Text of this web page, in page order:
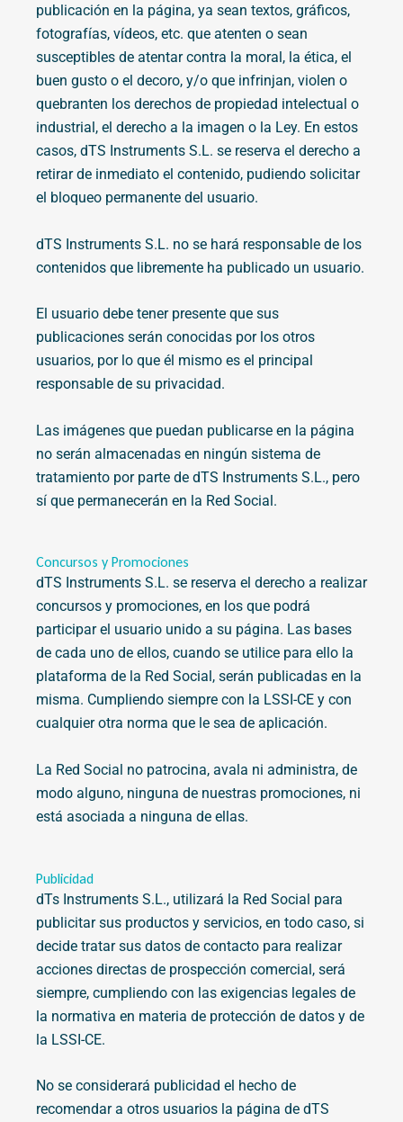
publicación en la página, ya sean textos, gráficos,
fotografías, vídeos, etc. que atenten o sean
susceptibles de atentar contra la moral, la ética, el
buen gusto o el decoro, y/o que infrinjan, violen o
quebranten los derechos de propiedad intelectual o
industrial, el derecho a la imagen o la Ley. En estos
casos, dTS Instruments S.L. se reserva el derecho a
retirar de inmediato el contenido, pudiendo solicitar
el bloqueo permanente del usuario.
dTS Instruments S.L. no se hará responsable de los
contenidos que libremente ha publicado un usuario.
El usuario debe tener presente que sus
publicaciones serán conocidas por los otros
usuarios, por lo que él mismo es el principal
responsable de su privacidad.
Las imágenes que puedan publicarse en la página
no serán almacenadas en ningún sistema de
tratamiento por parte de dTS Instruments S.L., pero
sí que permanecerán en la Red Social.
Concursos y Promociones
dTS Instruments S.L. se reserva el derecho a realizar
concursos y promociones, en los que podrá
participar el usuario unido a su página. Las bases
de cada uno de ellos, cuando se utilice para ello la
plataforma de la Red Social, serán publicadas en la
misma. Cumpliendo siempre con la LSSI-CE y con
cualquier otra norma que le sea de aplicación.
La Red Social no patrocina, avala ni administra, de
modo alguno, ninguna de nuestras promociones, ni
está asociada a ninguna de ellas.
Publicidad
dTs Instruments S.L., utilizará la Red Social para
publicitar sus productos y servicios, en todo caso, si
decide tratar sus datos de contacto para realizar
acciones directas de prospección comercial, será
siempre, cumpliendo con las exigencias legales de
la normativa en materia de protección de datos y de
la LSSI-CE.
No se considerará publicidad el hecho de
recomendar a otros usuarios la página de dTS